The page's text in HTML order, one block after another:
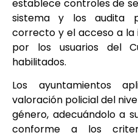
establece controles de
sistema y los audita
correcto y el acceso a la
por los usuarios del
habilitados.
Los ayuntamientos
valoración policial del
género, adecuándolo a
conforme a los